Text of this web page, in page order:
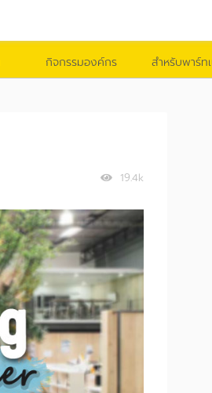
กิจกรรมองค์กร สำหรับพาร์ท
19.4k